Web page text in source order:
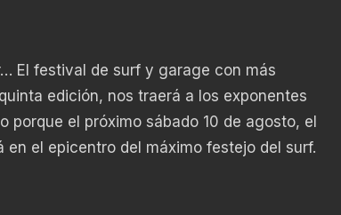
El festival de surf y garage con más
edición, nos traerá a los exponentes
porque el próximo sábado 10 de agosto, el
en el epicentro del máximo festejo del surf.